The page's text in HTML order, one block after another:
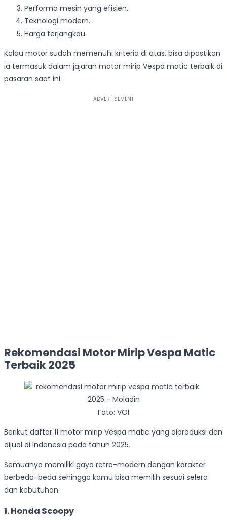
Performa mesin yang efisien.
Teknologi modern.
Harga terjangkau.
Kalau motor sudah memenuhi kriteria di atas, bisa dipastikan
ia termasuk dalam jajaran motor mirip Vespa matic terbaik di
pasaran saat ini.
Rekomendasi Motor Mirip Vespa Matic
Terbaik 2025
Foto: VOI
Berikut daftar 11 motor mirip Vespa matic yang diproduksi dan
dijual di Indonesia pada tahun 2025.
Semuanya memiliki gaya retro-modern dengan karakter
berbeda-beda sehingga kamu bisa memilih sesuai selera
dan kebutuhan.
1. Honda Scoopy